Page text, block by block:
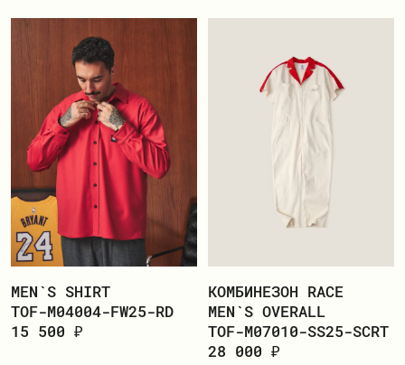
MEN`S SHIRT
TOF-M04004-FW25-RD
15 500 ₽
КОМБИНЕЗОН RACE
MEN`S OVERALL
TOF-M07010-SS25-SCRT
28 000 ₽